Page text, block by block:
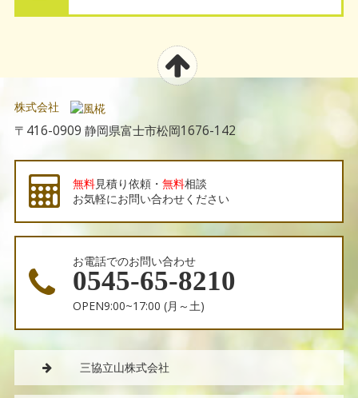
株式会社
〒416-0909 静岡県富士市松岡1676-142
無料見積り依頼・無料相談
お気軽にお問い合わせください
お電話でのお問い合わせ
0545-65-8210
OPEN9:00~17:00(月～土)
三協立山株式会社